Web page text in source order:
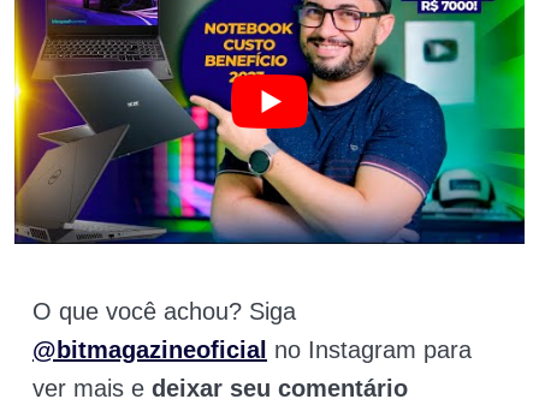
O que você achou? Siga
@bitmagazineoficial no Instagram para
ver mais e deixar seu comentário